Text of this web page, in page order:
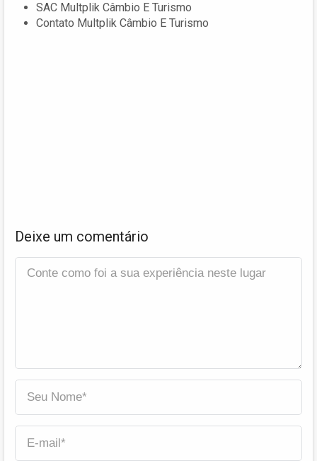
SAC Multplik Câmbio E Turismo
Contato Multplik Câmbio E Turismo
Deixe um comentário